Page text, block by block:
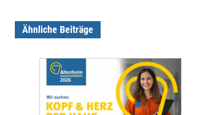
Ähnliche Beiträge